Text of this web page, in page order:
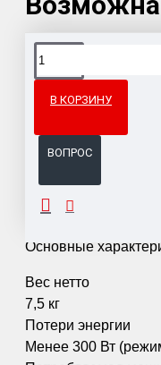
В КОРЗИНУ
ВОПРОС
Доставка
ОПИСАНИЕ
Основные
Вес нетто
7,5 кг
Потери энергии
Менее 300 Вт